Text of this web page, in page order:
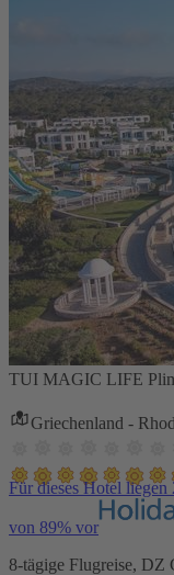
TUI MAGIC LIFE
Griechenland -
Für dieses Hotel
von 89% vor
8-tägige Flugreise, DZ